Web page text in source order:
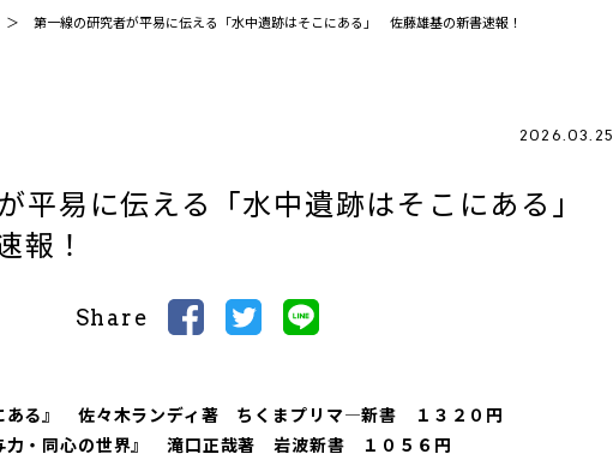
第一線の研究者が平易に伝える「水中遺跡はそこにある」 佐藤雄基の新書速報！
2026.03.25
平易に伝える「水中遺跡はそこにある」
報！
Share
ある』 佐々木ランディ著 ちくまプリマ―新書 １３２０円
力・同心の世界』 滝口正哉著 岩波新書 １０５６円